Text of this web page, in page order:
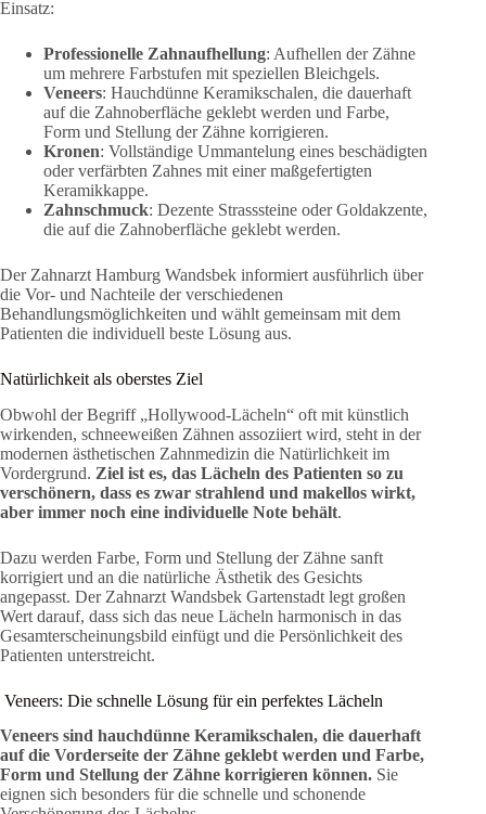
Einsatz:
Professionelle Zahnaufhellung: Aufhellen der Zähne
um mehrere Farbstufen mit speziellen Bleichgels.
Veneers: Hauchdünne Keramikschalen, die dauerhaft
auf die Zahnoberfläche geklebt werden und Farbe,
Form und Stellung der Zähne korrigieren.
Kronen: Vollständige Ummantelung eines beschädigten
oder verfärbten Zahnes mit einer maßgefertigten
Keramikkappe.
Zahnschmuck: Dezente Strasssteine oder Goldakzente,
die auf die Zahnoberfläche geklebt werden.
Der Zahnarzt Hamburg Wandsbek informiert ausführlich über
die Vor- und Nachteile der verschiedenen
Behandlungsmöglichkeiten und wählt gemeinsam mit dem
Patienten die individuell beste Lösung aus.
Natürlichkeit als oberstes Ziel
Obwohl der Begriff „Hollywood-Lächeln“ oft mit künstlich
wirkenden, schneeweißen Zähnen assoziiert wird, steht in der
modernen ästhetischen Zahnmedizin die Natürlichkeit im
Vordergrund. Ziel ist es, das Lächeln des Patienten so zu
verschönern, dass es zwar strahlend und makellos wirkt,
aber immer noch eine individuelle Note behält.
Dazu werden Farbe, Form und Stellung der Zähne sanft
korrigiert und an die natürliche Ästhetik des Gesichts
angepasst. Der Zahnarzt Wandsbek Gartenstadt legt großen
Wert darauf, dass sich das neue Lächeln harmonisch in das
Gesamterscheinungsbild einfügt und die Persönlichkeit des
Patienten unterstreicht.
Veneers: Die schnelle Lösung für ein perfektes Lächeln
Veneers sind hauchdünne Keramikschalen, die dauerhaft
auf die Vorderseite der Zähne geklebt werden und Farbe,
Form und Stellung der Zähne korrigieren können. Sie
eignen sich besonders für die schnelle und schonende